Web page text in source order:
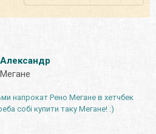
Александр
Мегане
напрокат Рено Мегане в хетчбек
собі купити таку Мегане! :)